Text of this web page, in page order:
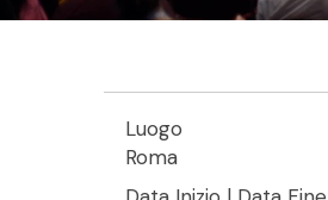
Luogo
Roma